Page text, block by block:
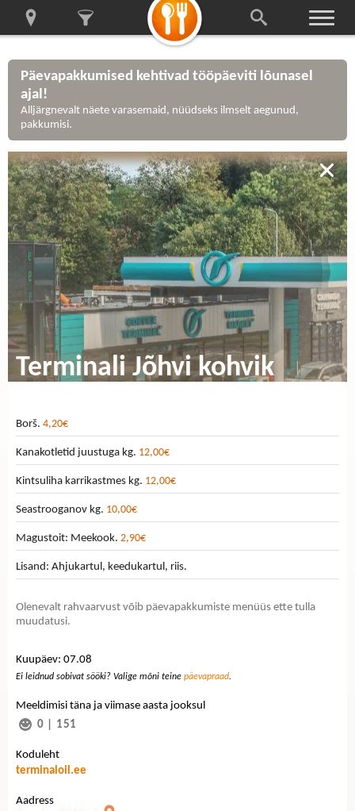
Päevapakkumised kehtivad tööpäeviti lõunasel
ajal!
Alljärgnevalt näete varasemaid, nüüdseks ilmselt aegunud,
pakkumisi.
Terminali Jõhvi kohvik
Borš. 4,20€
Kanakotletid juustuga kg. 12,00€
Kintsuliha karrikastmes kg. 12,00€
Seastrooganov kg. 10,00€
Magustoit: Meekook. 2,90€
Lisand: Ahjukartul, keedukartul, riis.
Olenevalt rahvaarvust võib päevapakkumiste menüüs ette tulla
muudatusi.
Kuupäev: 07.08
Ei leidnud sobivat sööki? Valige mõni teine päevapraad.
Meeldimisi täna ja viimase aasta jooksul
0
151
Koduleht
terminaloil.ee
Aadress